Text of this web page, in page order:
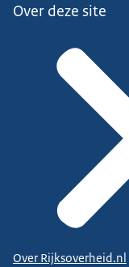
Over deze site
Over Rijksoverheid.nl